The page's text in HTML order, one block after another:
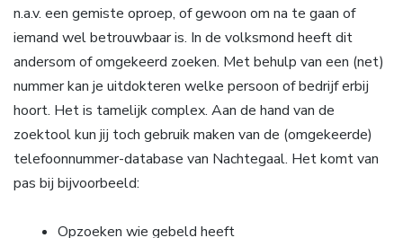
n.a.v. een gemiste oproep, of gewoon om na te gaan of
iemand wel betrouwbaar is. In de volksmond heeft dit
andersom of omgekeerd zoeken. Met behulp van een (net)
nummer kan je uitdokteren welke persoon of bedrijf erbij
hoort. Het is tamelijk complex. Aan de hand van de
zoektool kun jij toch gebruik maken van de (omgekeerde)
telefoonnummer-database van Nachtegaal. Het komt van
pas bij bijvoorbeeld:
Opzoeken wie gebeld heeft